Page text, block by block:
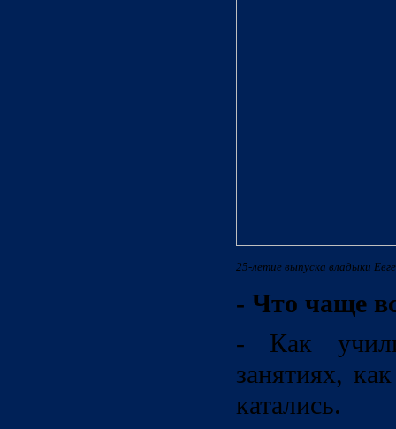
25-летие выпуска владыки
- Что чаще
- Как
занятиях,
катались.